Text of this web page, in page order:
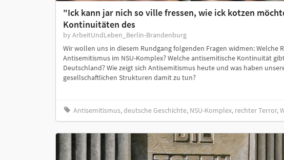
"Ick kann jar nich so ville fressen, wie ick kotzen
Kontinuitäten des
by ArbeitUndLeben_Berlin-Brandenburg
Wir wollen uns in diesem Rundgang folgenden Fragen widmen: Welche
Antisemitismus im NSU-Komplex? Welche antisemitische Kontinuität
Deutschland? Wie zeigt sich Antisemitismus heute und was haben
gesellschaftlichen Strukturen damit zu tun?
Antisemitismus, deutsche Geschichte, NSU-Komplex, rechter Terror,